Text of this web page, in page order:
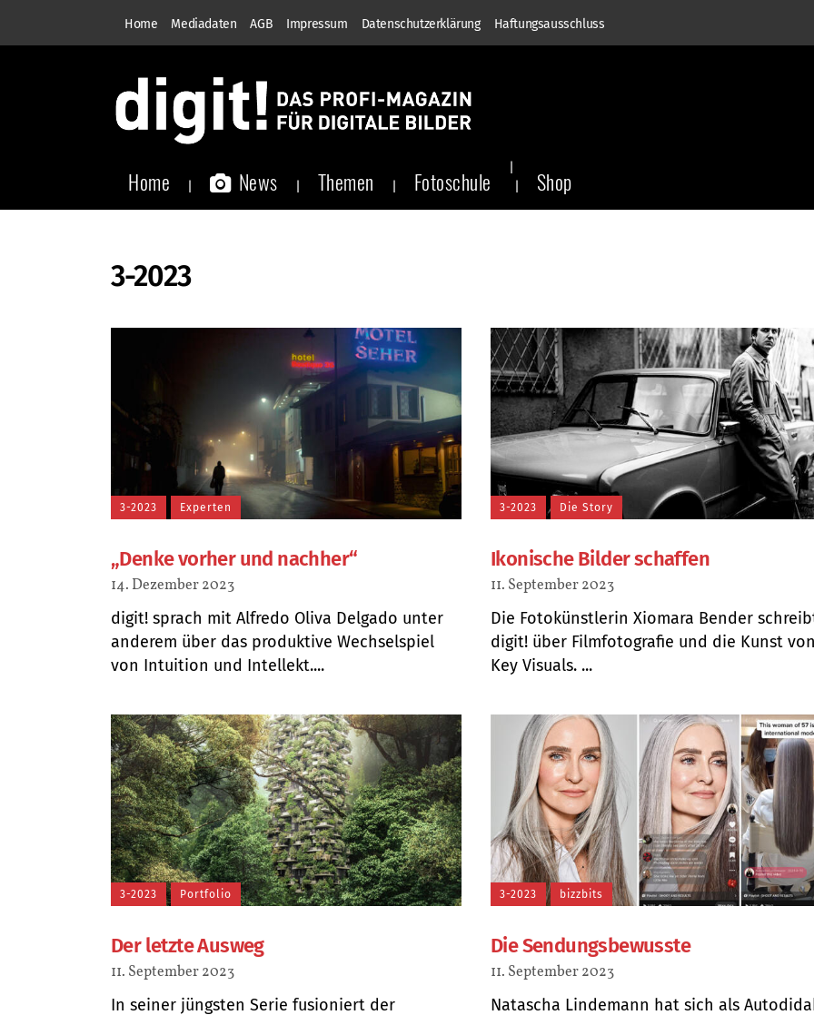
Home Mediadaten AGB Impressum Datenschutzerklärung Haftungsausschluss
Home News Themen Fotoschule Shop
3-2023
3-2023 Experten
„Denke vorher und nachher“
14. Dezember 2023
digit! sprach mit Alfredo Oliva Delgado unter
anderem über das produktive Wechselspiel
von Intuition und Intellekt....
3-2023 Die Story
Ikonische Bilder schaffen
11. September 2023
Die Fotokünstlerin Xiomara Bender
digit! über Filmfotografie und die Kunst
Key Visuals. ...
3-2023 Portfolio
Der letzte Ausweg
11. September 2023
In seiner jüngsten Serie fusioniert der
3-2023 bizzbits
Die Sendungsbewusste
11. September 2023
Natascha Lindemann hat sich als